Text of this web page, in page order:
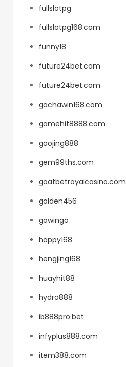
fullslotpg
fullslotpg168.com
funny18
future24bet.com
future24bet.com
gachawin168.com
gamehit8888.com
gaojing888
gem99ths.com
goatbetroyalcasino.com
golden456
gowingo
happy168
hengjing168
huayhit88
hydra888
ib888pro.bet
infyplus888.com
item388.com